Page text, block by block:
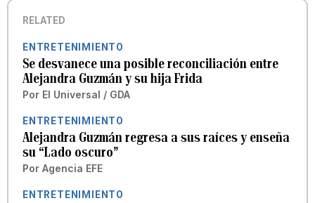
RELATED
ENTRETENIMIENTO
Se desvanece una posible reconciliación entre
Alejandra Guzmán y su hija Frida
Por El Universal / GDA
ENTRETENIMIENTO
Alejandra Guzmán regresa a sus raíces y enseña
su “Lado oscuro”
Por Agencia EFE
ENTRETENIMIENTO